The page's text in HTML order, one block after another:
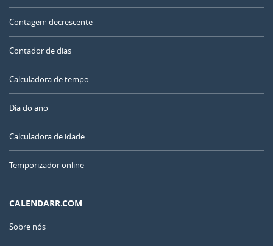
Contagem decrescente
Contador de dias
Calculadora de tempo
Dia do ano
Calculadora de idade
Temporizador online
CALENDARR.COM
Sobre nós